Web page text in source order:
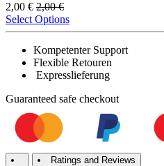
2,00 € 2,00€
Select Options
Kompetenter Support
Flexible Retouren
Expresslieferung
Guaranteed safe checkout
Ratings and Reviews